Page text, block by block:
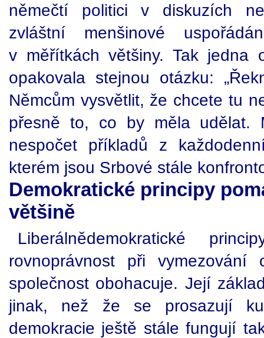
němečtí politici v diskuzích
zvláštní menšinové
v měřítkách většiny. Tak jedna
opakovala stejnou otázku:
Němcům vysvětlit, že chcete tu
přesně to, co by měla udělat.
nespočet příkladů z
kterém jsou Srbové stále
Demokratické principy
většině
Liberálnědemokratické
rovnoprávnost při vymezování
společnost obohacuje. Její
jinak, než že se prosazují
demokracie ještě stále fungují